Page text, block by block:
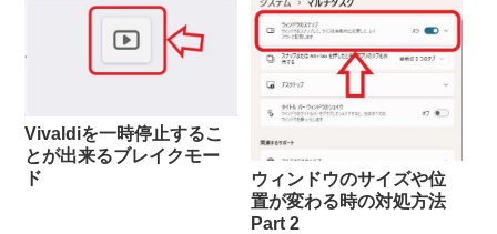
Vivaldiを一時停止するこ
とが出来るブレイクモー
ド
ウィンドウのサイズや位
置が変わる時の対処方法
Part 2